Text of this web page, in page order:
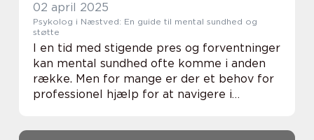
02 april 2025
Psykolog i Næstved: En guide til mental sundhed og
støtte
I en tid med stigende pres og forventninger
kan mental sundhed ofte komme i anden
række. Men for mange er der et behov for
professionel hjælp for at navigere i